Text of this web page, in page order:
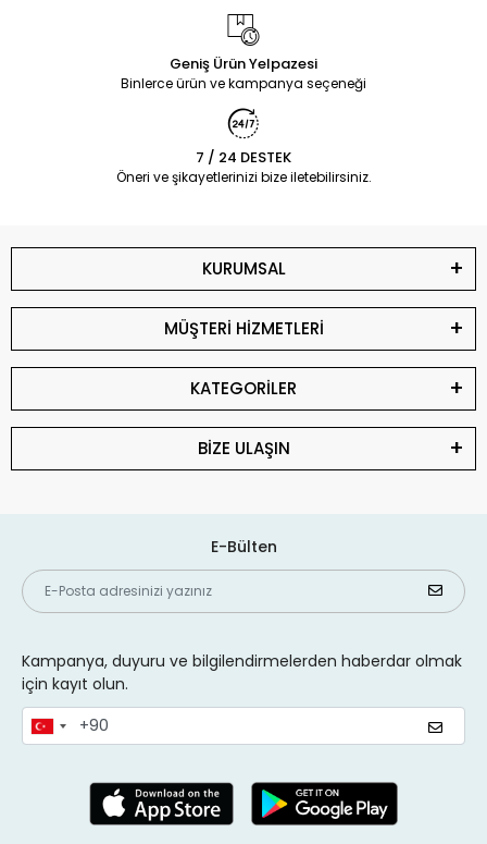
Geniş Ürün Yelpazesi
Binlerce ürün ve kampanya seçeneği
7 / 24 DESTEK
Öneri ve şikayetlerinizi bize iletebilirsiniz.
KURUMSAL
MÜŞTERİ HİZMETLERİ
KATEGORİLER
BİZE ULAŞIN
E-Bülten
Kampanya, duyuru ve bilgilendirmelerden haberdar olmak
için kayıt olun.